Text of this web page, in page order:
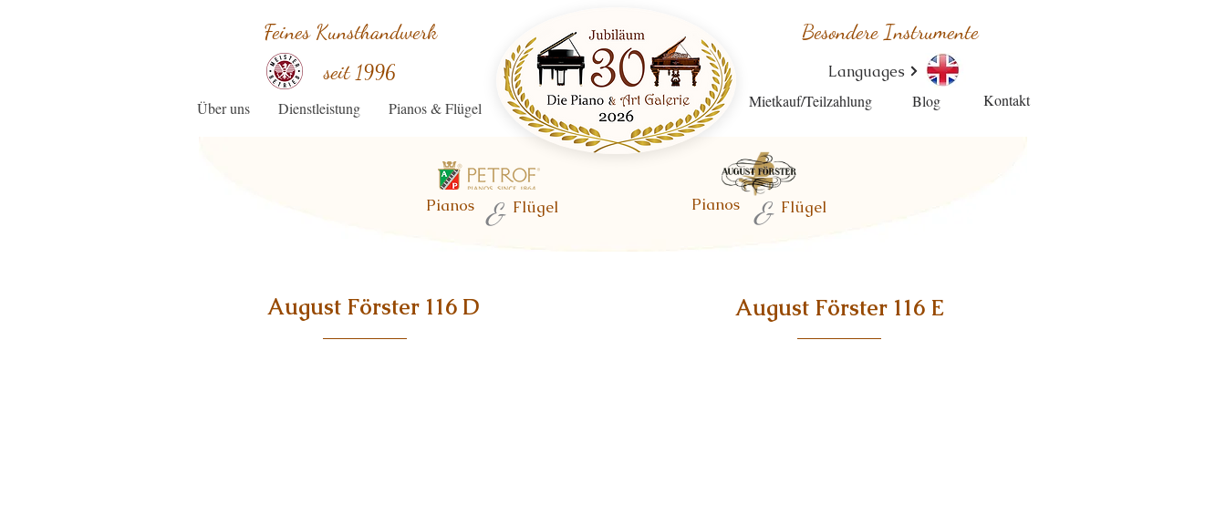
Feines Kunsthandwerk
Über uns Dienstleistung Pianos & Flügel
seit 1996
Besondere Instrumente
Languages
Mietkauf/Teilzahlung
Blog Kontakt
Pianos Flügel
& Flügel
Pianos &
August Förster 116 D August Förster 116 E